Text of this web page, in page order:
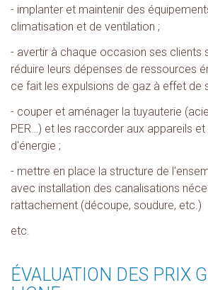
- implanter et maintenir des
climatisation et de ventilation ;
- avertir à chaque occasion ses clients
réduire leurs dépenses de ressources
ce fait les expulsions de gaz à effet de
- couper et aménager la tuyauterie
PER…) et les raccorder aux appareils
d'énergie ;
- mettre en place la structure de
avec installation des canalisations
rattachement (découpe, soudure, etc.)
etc.
ÉVALUATION DES PRIX